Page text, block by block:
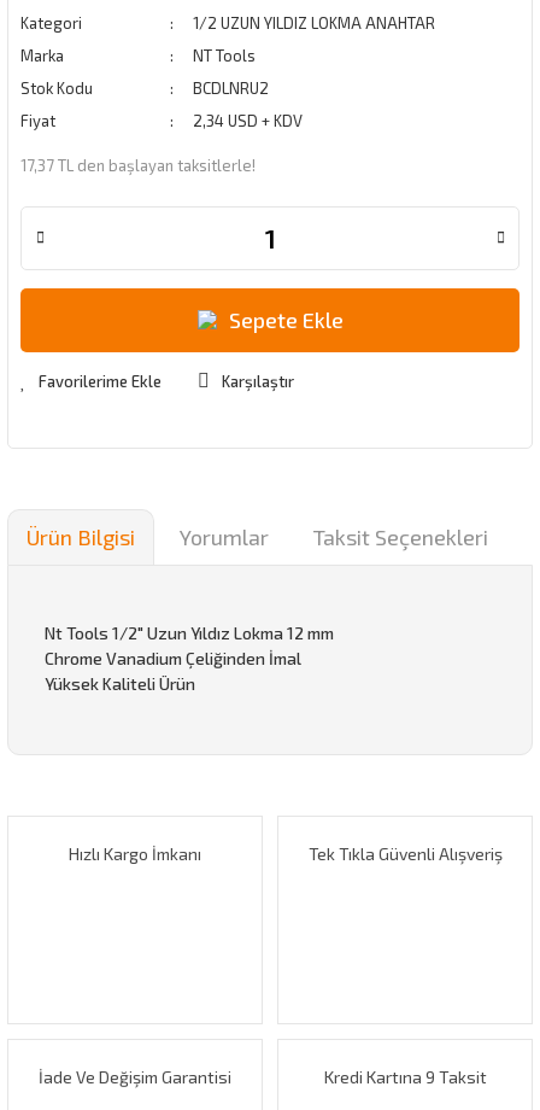
Kategori
1/2 UZUN YILDIZ LOKMA ANAHTAR
Marka
NT Tools
Stok Kodu
BCDLNRU2
Fiyat
2,34 USD + KDV
17,37 TL den başlayan taksitlerle!
Sepete Ekle
Karşılaştır
Ürün Bilgisi Yorumlar Taksit Seçenekleri
Nt Tools 1/2" Uzun Yıldız Lokma 12 mm
Chrome Vanadium Çeliğinden İmal
Yüksek Kaliteli Ürün
Görüş ve önerileriniz için teşekkür ederiz.
Hızlı Kargo İmkanı Tek Tıkla Güvenli Alışveriş
İade Ve Değişim Garantisi Kredi Kartına 9 Taksit